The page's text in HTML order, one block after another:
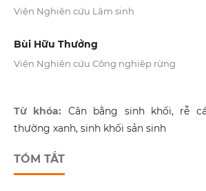
Viện Nghiên cứu Lâm sinh
Bùi Hữu Thưởng
Viện Nghiên cứu Công nghiệp rừng
Từ khóa: Cân bằng sinh khối, rễ
thường xanh, sinh khối sản sinh
TÓM TẮT